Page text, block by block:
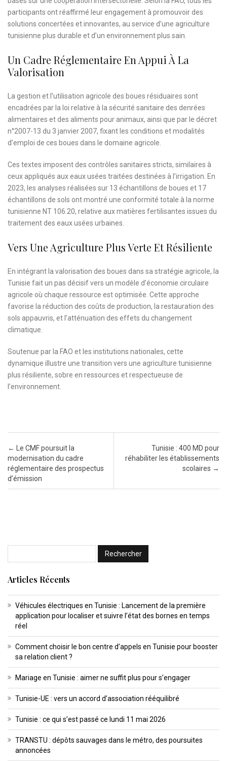
participants ont réaffirmé leur engagement à promouvoir des
solutions concertées et innovantes, au service d’une agriculture
tunisienne plus durable et d’un environnement plus sain.
Un Cadre Réglementaire En Appui À La
Valorisation
La gestion et l’utilisation agricole des boues résiduaires sont
encadrées par la loi relative à la sécurité sanitaire des denrées
alimentaires et des aliments pour animaux, ainsi que par le décret
n°2007-13 du 3 janvier 2007, fixant les conditions et modalités
d’emploi de ces boues dans le domaine agricole.
Ces textes imposent des contrôles sanitaires stricts, similaires à
ceux appliqués aux eaux usées traitées destinées à l’irrigation. En
2023, les analyses réalisées sur 13 échantillons de boues et 17
échantillons de sols ont montré une conformité totale à la norme
tunisienne NT 106.20, relative aux matières fertilisantes issues du
traitement des eaux usées urbaines.
Vers Une Agriculture Plus Verte Et Résiliente
En intégrant la valorisation des boues dans sa stratégie agricole, la
Tunisie fait un pas décisif vers un modèle d’économie circulaire
agricole où chaque ressource est optimisée. Cette approche
favorise la réduction des coûts de production, la restauration des
sols appauvris, et l’atténuation des effets du changement
climatique.
Soutenue par la FAO et les institutions nationales, cette
dynamique illustre une transition vers une agriculture tunisienne
plus résiliente, sobre en ressources et respectueuse de
l’environnement.
Post navigation
← Le CMF poursuit la
modernisation du cadre
réglementaire des prospectus
d’émission
Tunisie : 400 MD pour
réhabiliter les établissements
scolaires →
Articles Récents
Véhicules électriques en Tunisie : Lancement de la première
application pour localiser et suivre l’état des bornes en temps
réel
Comment choisir le bon centre d’appels en Tunisie pour booster
sa relation client ?
Mariage en Tunisie : aimer ne suffit plus pour s’engager
Tunisie-UE : vers un accord d’association rééquilibré
Tunisie : ce qui s’est passé ce lundi 11 mai 2026
TRANSTU : dépôts sauvages dans le métro, des poursuites
annoncées